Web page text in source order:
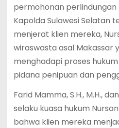
permohonan perlindungan
Kapolda Sulawesi Selatan
menjerat klien mereka,
wiraswasta asal Makassar
menghadapi proses
pidana penipuan dan
Farid Mamma, S.H., M.H.,
selaku kuasa hukum
bahwa klien mereka